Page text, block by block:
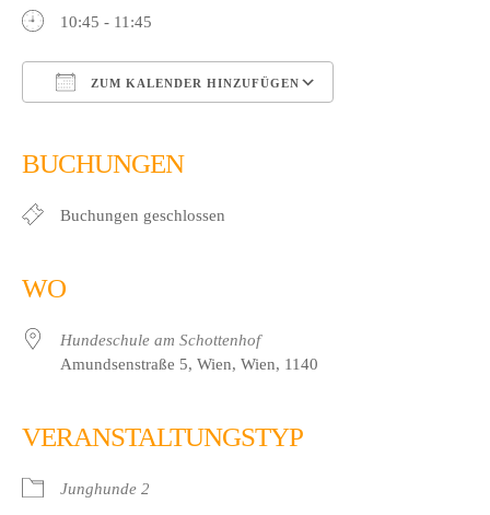
10:45 - 11:45
ZUM KALENDER HINZUFÜGEN
BUCHUNGEN
Buchungen geschlossen
WO
Hundeschule am Schottenhof
Amundsenstraße 5, Wien, Wien, 1140
VERANSTALTUNGSTYP
Junghunde 2